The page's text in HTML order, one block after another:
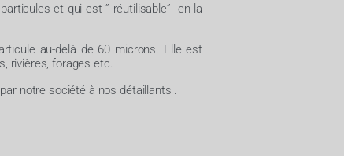
et qui est ” réutilisable” en la
au-delà de 60 microns. Elle est
rivières, forages etc.
notre société à nos détaillants .